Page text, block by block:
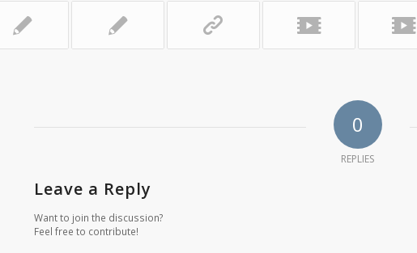
0
REPLIES
Leave a Reply
Want to join the discussion?
Feel free to contribute!